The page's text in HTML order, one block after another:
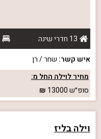
13 חדרי שינה
איש קשר: שחר / רן
מחיר לוילה החל מ:
סופ״ש13000
וילה בליז